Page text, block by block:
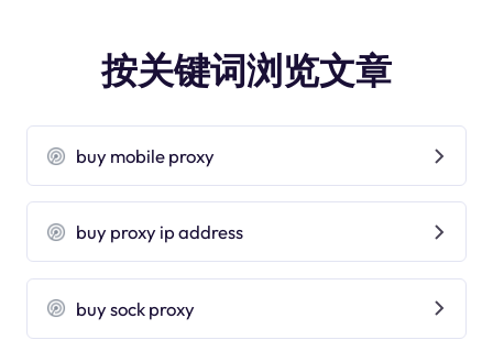
按关键词浏览文章
buy mobile proxy
buy proxy ip address
buy sock proxy